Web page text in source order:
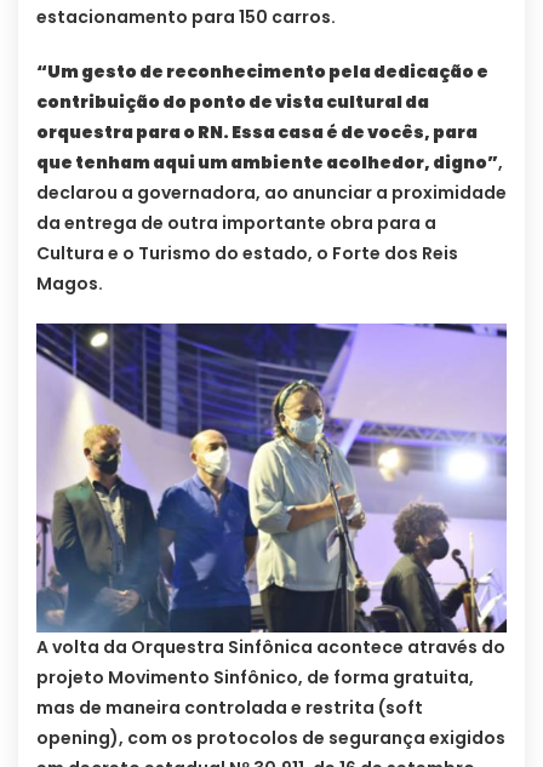
estacionamento para 150 carros.
“Um gesto de reconhecimento pela dedicação e
contribuição do ponto de vista cultural da
orquestra para o RN. Essa casa é de vocês, para
que tenham aqui um ambiente acolhedor, digno”,
declarou a governadora, ao anunciar a proximidade
da entrega de outra importante obra para a
Cultura e o Turismo do estado, o Forte dos Reis
Magos.
A volta da Orquestra Sinfônica acontece através do
projeto Movimento Sinfônico, de forma gratuita,
mas de maneira controlada e restrita (soft
opening), com os protocolos de segurança exigidos